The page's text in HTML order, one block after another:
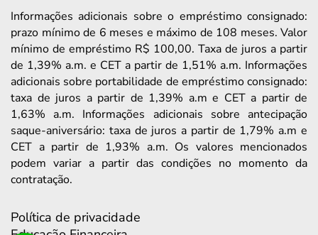
Informações adicionais sobre o empréstimo consignado:
prazo mínimo de 6 meses e máximo de 108 meses. Valor
mínimo de empréstimo R$ 100,00. Taxa de juros a partir
de 1,39% a.m. e CET a partir de 1,51% a.m. Informações
adicionais sobre portabilidade de empréstimo consignado:
taxa de juros a partir de 1,39% a.m e CET a partir de
1,63% a.m. Informações adicionais sobre antecipação
saque-aniversário: taxa de juros a partir de 1,79% a.m e
CET a partir de 1,93% a.m. Os valores mencionados
podem variar a partir das condições no momento da
contratação.
Política de privacidade